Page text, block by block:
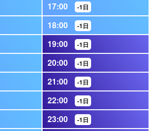
17:00 -1日
18:00 -1日
19:00 -1日
20:00 -1日
21:00 -1日
22:00 -1日
23:00 -1日